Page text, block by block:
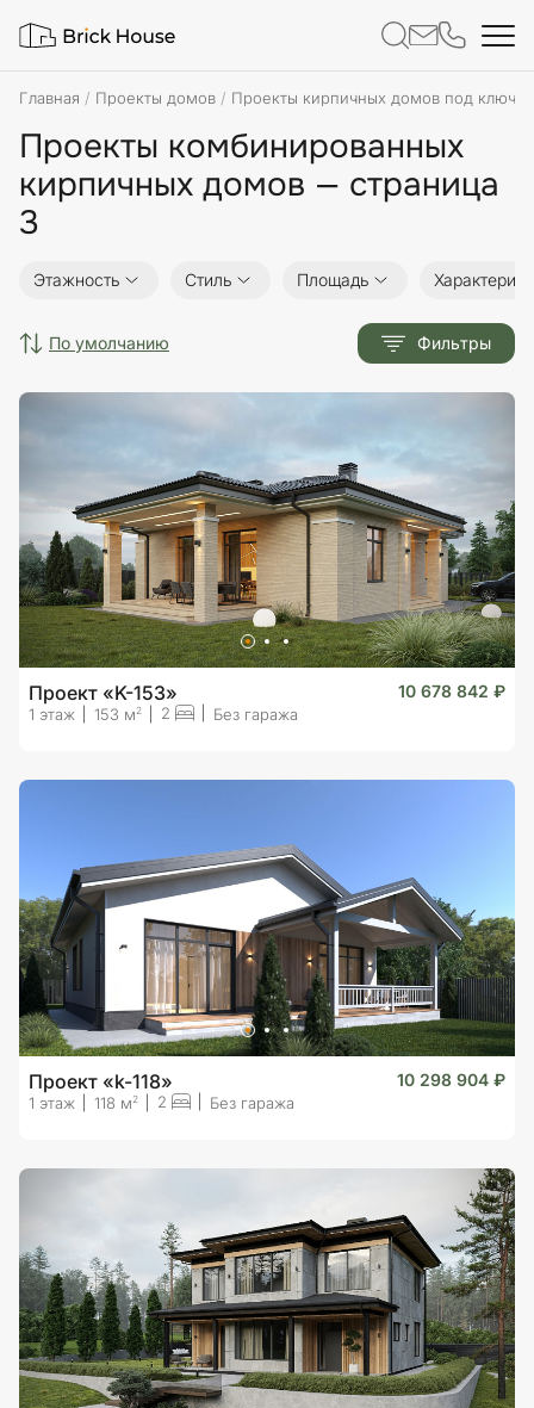
Главная Проекты домов Проекты кирпичных домов под ключ
Проекты комбинированных
кирпичных домов — страница
3
Этажность Стиль Площадь
по умолчанию Фильтры
Проект «K-153» 10 678 842 ₽
1 этаж 153 м2 2 Без гаража
Проект «k-118» 10 298 904 ₽
1 этаж 118 м 2 2 Без гаража